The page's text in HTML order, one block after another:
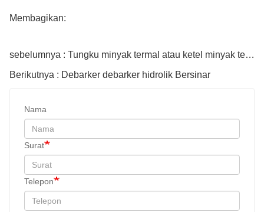
Membagikan:
sebelumnya : Tungku minyak termal atau ketel minyak termal untuk produksi veneer dan kayu lapis
Berikutnya : Debarker debarker hidrolik Bersinar
Nama
Surat
Telepon